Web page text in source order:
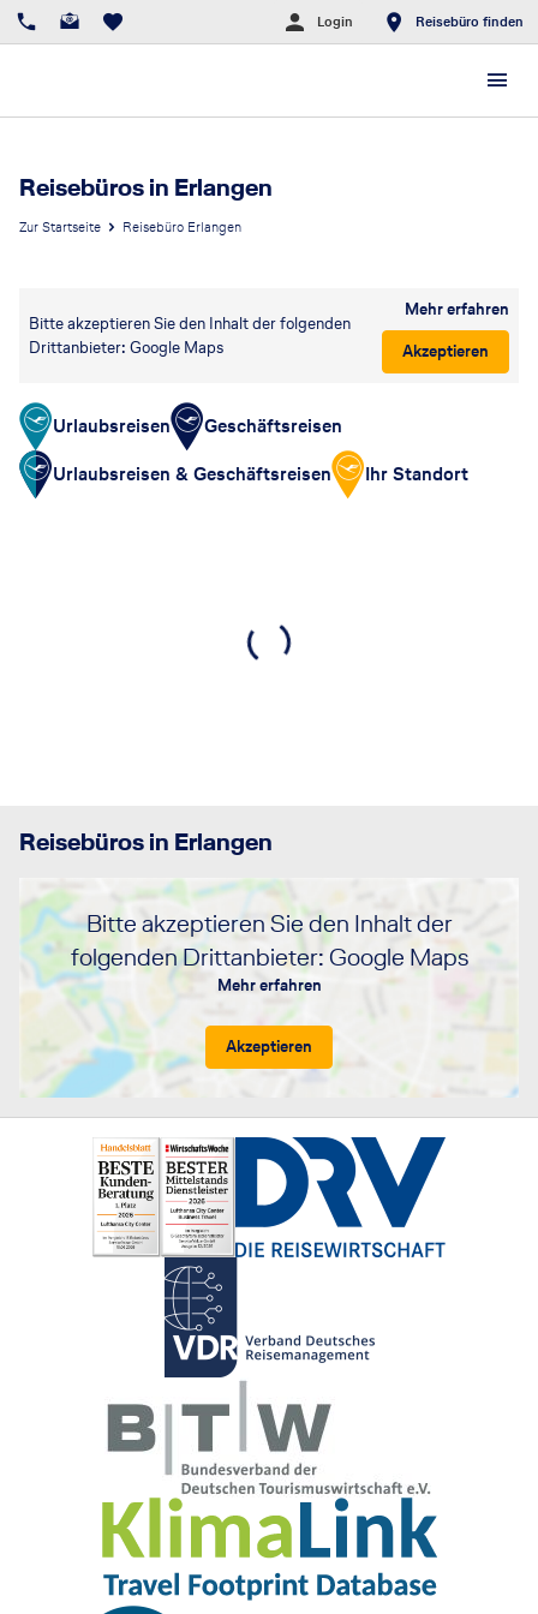
Login Reisebüro finden
Reisebüros in Erlangen
Zur Startseite Reisebüro Erlangen
Bitte akzeptieren Sie den Inhalt der folgenden
Drittanbieter: Google Maps
Mehr erfahren
Akzeptieren
Urlaubsreisen
Geschäftsreisen
Urlaubsreisen & Geschäftsreisen
Ihr Standort
Reisebüros in Erlangen
Bitte akzeptieren Sie den Inhalt der
folgenden Drittanbieter: Google Maps
Mehr erfahren
Akzeptieren